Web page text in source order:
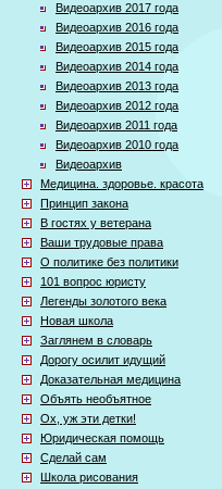
Видеоархив 2017 года
Видеоархив 2016 года
Видеоархив 2015 года
Видеоархив 2014 года
Видеоархив 2013 года
Видеоархив 2012 года
Видеоархив 2011 года
Видеоархив 2010 года
Видеоархив
Медицина. здоровье. красота
Принцип закона
В гостях у ветерана
Ваши трудовые права
О политике без политики
101 вопрос юристу
Легенды золотого века
Новая школа
Заглянем в словарь
Дорогу осилит идущий
Доказательная медицина
Объять необъятное
Ох, уж эти детки!
Юридическая помощь
Сделай сам
Школа рисования